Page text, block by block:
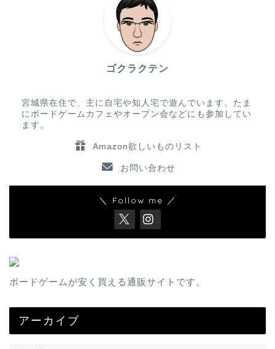
ゴクラクテン
宮城県在住で、主に自宅や知人宅で遊んでいます。たま
にボードゲームカフェやオープン会などにも参加してい
ます。
Amazon欲しいものリスト
お問い合わせ
＼ Follow me ／
ボードゲームが安く買える通販サイトです。
アーカイブ